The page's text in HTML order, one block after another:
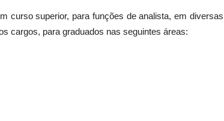
curso superior, para funções de analista, em diversas
cargos, para graduados nas seguintes áreas: